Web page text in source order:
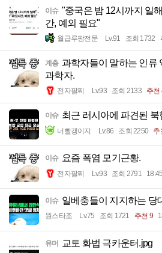
이슈 "중국은 밤 12시까지 일
간, 예외 필요"
월급루팡전문 Lv.91 조회 1732
계층 과학자들이 말하는 인류
과학자.
전자팔찌 Lv.93 조회 2133 추천
이슈 최근 러시아에 파견된 북
너빨갱이지 Lv.86 조회 2250 추
이슈 요즘 폭염 모기근황.
전자팔찌 Lv.93 조회 2791 18:45
이슈 일베충들이 지지하는 당
원스타조 Lv.75 조회 1721 추천 9
유머 교토 화법 극카운터.jpg